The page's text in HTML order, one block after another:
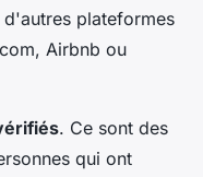
plateformes
Airbnb ou
. Ce sont des
qui ont